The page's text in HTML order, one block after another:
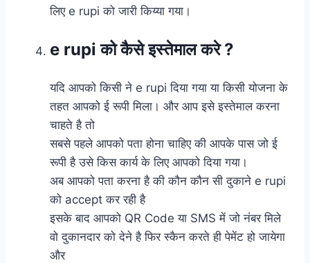
लिए e rupi को जारी किय्या गया।
e rupi को कैसे इस्तेमाल करे ?
यदि आपको किसी ने e rupi दिया गया या किसी योजना के
तहत आपको ई रूपी मिला। और आप इसे इस्तेमाल करना
चाहते है तो
सबसे पहले आपको पता होना चाहिए की आपके पास जो ई
रूपी है उसे किस कार्य के लिए आपको दिया गया।
अब आपको पता करना है की कौन कौन सी दुकाने e rupi
को accept कर रही है
इसके बाद आपको QR Code या SMS में जो नंबर मिले
वो दुकानदार को देने है फिर स्कैन करते ही पेमेंट हो जायेगा
और